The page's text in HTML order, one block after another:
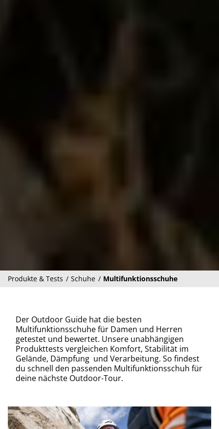
Produkte & Tests Schuhe Multifunktionsschuhe
Der Outdoor Guide hat die besten
Multifunktionsschuhe für Damen und Herren
getestet und bewertet. Unsere unabhängigen
Produkttests vergleichen Komfort, Stabilität im
Gelände, Dämpfung und Verarbeitung. So findest
du schnell den passenden Multifunktionsschuh für
deine nächste Outdoor-Tour.